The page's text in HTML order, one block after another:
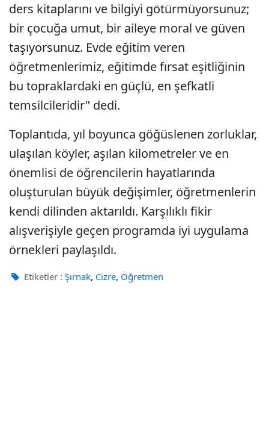
ders kitaplarını ve bilgiyi götürmüyorsunuz;
bir çocuğa umut, bir aileye moral ve güven
taşıyorsunuz. Evde eğitim veren
öğretmenlerimiz, eğitimde fırsat eşitliğinin
bu topraklardaki en güçlü, en şefkatli
temsilcileridir" dedi.
Toplantıda, yıl boyunca göğüslenen zorluklar,
ulaşılan köyler, aşılan kilometreler ve en
önemlisi de öğrencilerin hayatlarında
oluşturulan büyük değişimler, öğretmenlerin
kendi dilinden aktarıldı. Karşılıklı fikir
alışverişiyle geçen programda iyi uygulama
örnekleri paylaşıldı.
Etiketler : Şırnak, Cizre, Öğretmen